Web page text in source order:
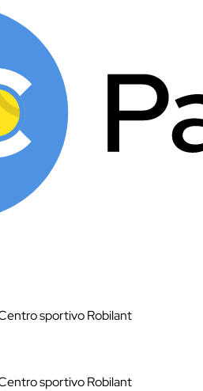
sportivo Robilant
sportivo Robilant